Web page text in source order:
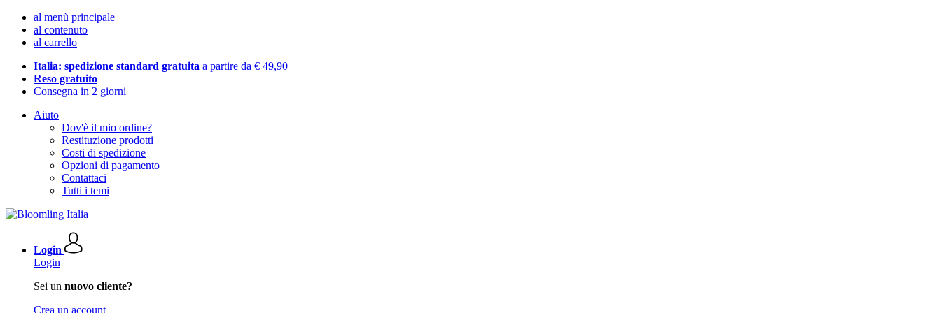
al menù principale
al contenuto
al carrello
Italia: spedizione standard gratuita a partire da € 49,90
Reso gratuito
Consegna in 2 giorni
Aiuto
Dov'è il mio ordine?
Restituzione prodotti
Costi di spedizione
Opzioni di pagamento
Contattaci
Tutti i temi
Login
Login
Sei un nuovo cliente?
Crea un account